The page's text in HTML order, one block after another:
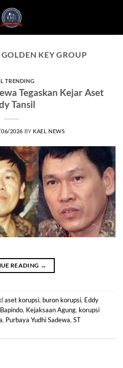
GOLDEN KEY GROUP
TRENDING
Tegaskan Kejar Aset
Tansil
2026 BY KAEL NEWS
READING →
aset korupsi, buron korupsi, Eddy
, Kejaksaan Agung, korupsi
, Purbaya Yudhi Sadewa, ST